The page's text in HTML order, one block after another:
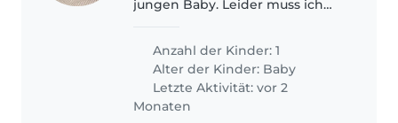
jungen Baby. Leider muss ich
1. Lebensjahr ungefähr wieder
arbeiten gehen. Der kleine ist
sehr neugierig und lacht viel...
Anzahl der Kinder: 1
Alter der Kinder: Baby
Letzte Aktivität: vor 2
Monaten